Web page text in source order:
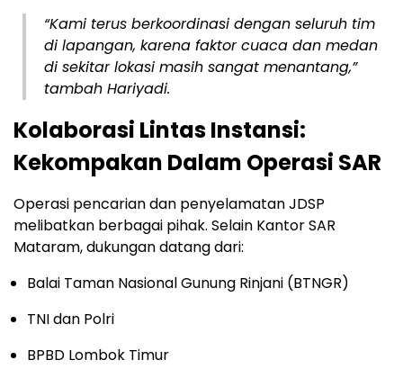
“Kami terus berkoordinasi dengan seluruh tim
di lapangan, karena faktor cuaca dan medan
di sekitar lokasi masih sangat menantang,”
tambah Hariyadi.
Kolaborasi Lintas Instansi:
Kekompakan Dalam Operasi SAR
Operasi pencarian dan penyelamatan JDSP
melibatkan berbagai pihak. Selain Kantor SAR
Mataram, dukungan datang dari:
Balai Taman Nasional Gunung Rinjani (BTNGR)
TNI dan Polri
BPBD Lombok Timur